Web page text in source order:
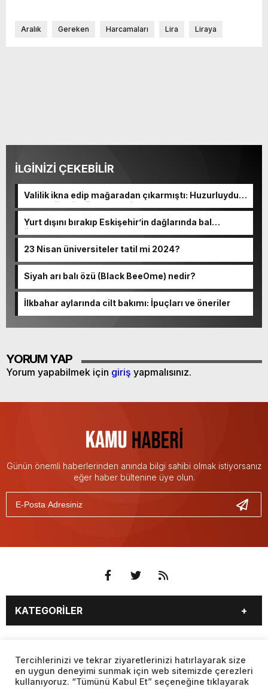
Aralık Gereken Harcamaları Lira Liraya
İLGİNİZİ ÇEKEBİLİR
Valilik ikna edip mağaradan çıkarmıştı: Huzurluydum,
bol oksijenli mükemmeldi!
Yurt dışını bırakıp Eskişehir’in dağlarında bal
üretmeye başladı
23 Nisan üniversiteler tatil mi 2024?
Siyah arı balı özü (Black BeeOme) nedir?
İlkbahar aylarında cilt bakımı: İpuçları ve öneriler
YORUM YAP
Yorum yapabilmek için giriş yapmalısınız.
Günün önemli haberlerinden anında bilgi sahibi olmak istiyorsanız
eğer haber bültenine üye olun.
KATEGORİLER
EĞİTİM
SAĞLIK
YAŞAM
SPOR
SAYFALAR
BURÇLAR CANLI BORSA
Tercihlerinizi ve tekrar ziyaretlerinizi hatırlayarak size
en uygun deneyimi sunmak için web sitemizde çerezleri
kullanıyoruz. “Tümünü Kabul Et” seçeneğine tıklayarak